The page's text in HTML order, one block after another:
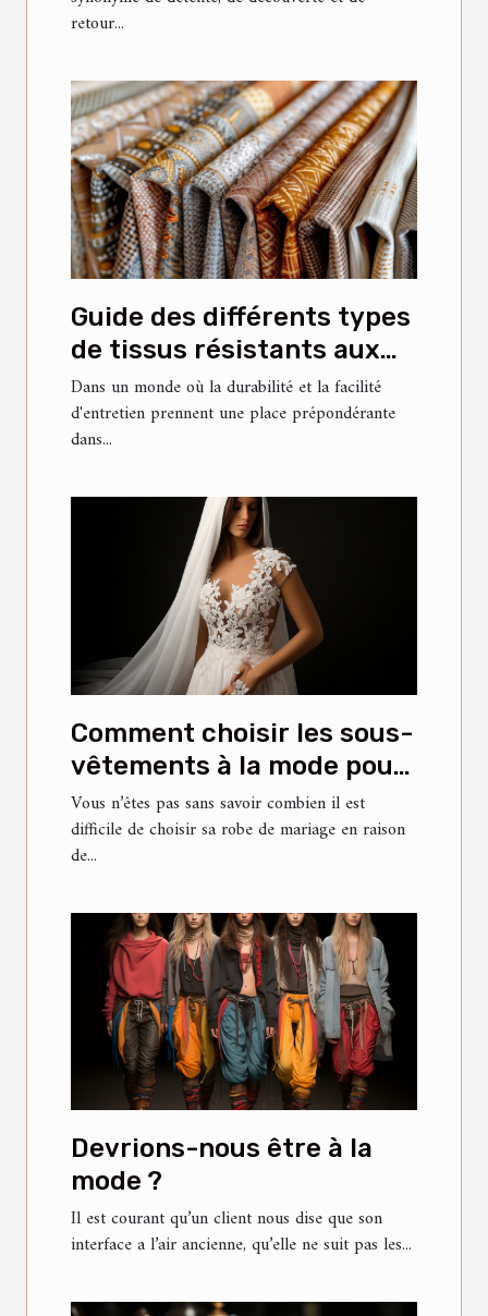
retour...
Guide des différents types
de tissus résistants aux
taches pour meubles
Dans un monde où la durabilité et la facilité
d'entretien prennent une place prépondérante
dans...
Comment choisir les sous-
vêtements à la mode pour
votre robe de mariée ?
Vous n’êtes pas sans savoir combien il est
difficile de choisir sa robe de mariage en raison
de...
Devrions-nous être à la
mode ?
Il est courant qu’un client nous dise que son
interface a l’air ancienne, qu’elle ne suit pas les...